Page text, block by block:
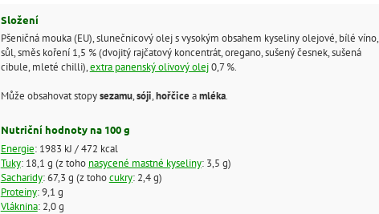
Složení
Pšeničná mouka (EU), slunečnicový olej s vysokým obsahem kyseliny olejové, bílé víno,
sůl, směs koření 1,5 % (dvojitý rajčatový koncentrát, oregano, sušený česnek, sušená
cibule, mleté chilli),extra panenský olivový olej0,7 %.
Může obsahovat stopysezamu,sóji,hořčiceamléka.
Nutriční hodnoty na 100 g
Energie: 1983 kJ / 472 kcal
Tuky: 18,1 g (z toho nasycené mastné kyseliny: 3,5 g)
Sacharidy: 67,3 g (z tohocukry: 2,4 g)
Proteiny: 9,1 g
Vláknina: 2,0 g